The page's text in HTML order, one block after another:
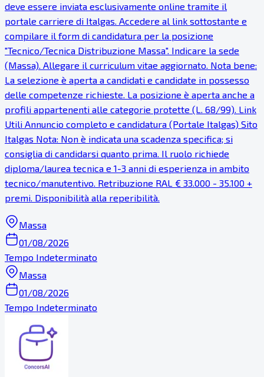
deve essere inviata esclusivamente online tramite il
portale carriere di Italgas. Accedere al link sottostante e
compilare il form di candidatura per la posizione
"Tecnico/Tecnica Distribuzione Massa". Indicare la sede
(Massa). Allegare il curriculum vitae aggiornato. Nota bene:
La selezione è aperta a candidati e candidate in possesso
delle competenze richieste. La posizione è aperta anche a
profili appartenenti alle categorie protette (L. 68/99). Link
Utili Annuncio completo e candidatura (Portale Italgas) Sito
Italgas Nota: Non è indicata una scadenza specifica; si
consiglia di candidarsi quanto prima. Il ruolo richiede
diploma/laurea tecnica e 1-3 anni di esperienza in ambito
tecnico/manutentivo. Retribuzione RAL € 33.000 - 35.100 +
premi. Disponibilità alla reperibilità.
Massa
01/08/2026
Tempo Indeterminato
Massa
01/08/2026
Tempo Indeterminato